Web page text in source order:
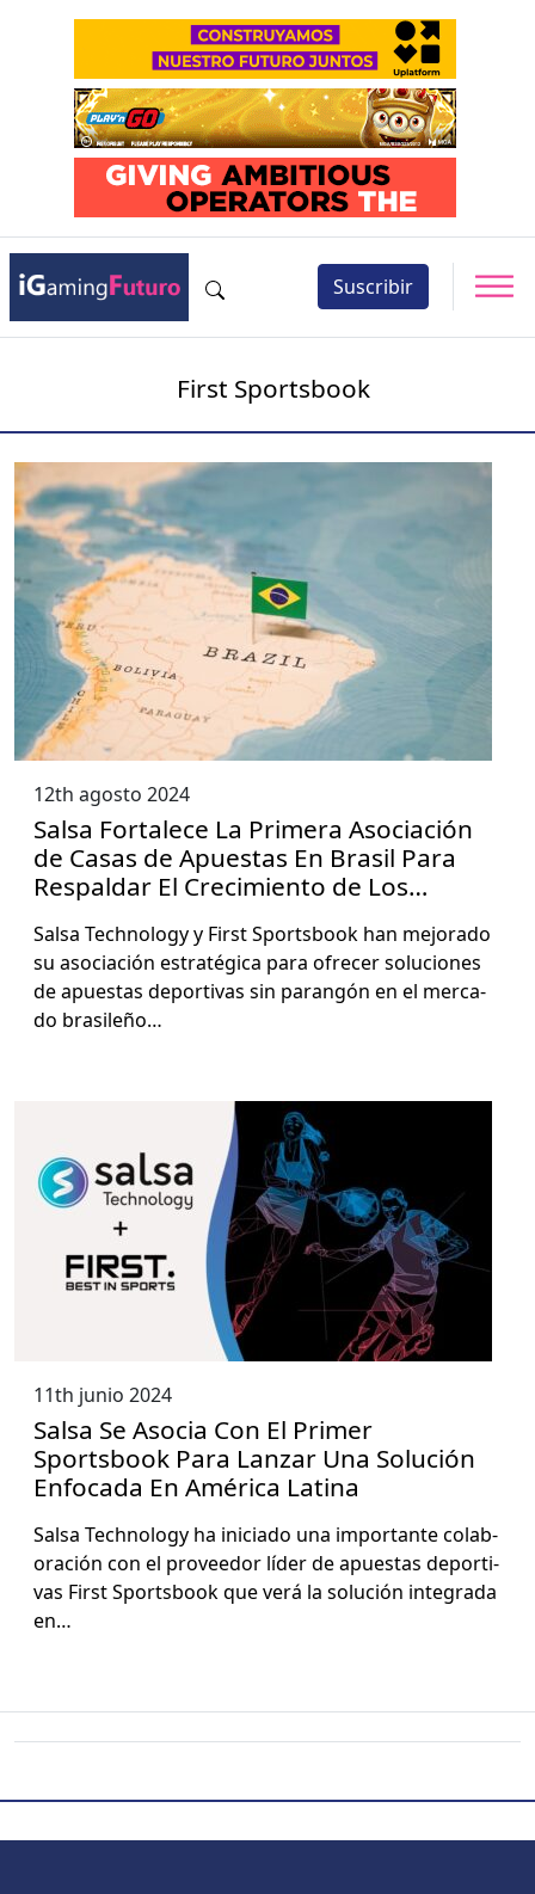
Suscribir
First Sportsbook
12th agosto 2024
Salsa Fortalece La Primera Asociación
de Casas de Apuestas En Brasil Para
Respaldar El Crecimiento de Los
Sal­sa Tech­nol­o­gy y First Sports­book han mejo­ra­do
su aso­ciación estratég­i­ca para ofre­cer solu­ciones
de apues­tas deporti­vas sin parangón en el mer­ca­
do brasileño…
11th junio 2024
Salsa Se Asocia Con El Primer
Sportsbook Para Lanzar Una Solución
Enfocada En América Latina
Sal­sa Tech­nol­o­gy ha ini­ci­a­do una impor­tante colab­
o­ración con el provee­dor líder de apues­tas deporti­
vas First Sports­book que verá la solu­ción integra­da
en…